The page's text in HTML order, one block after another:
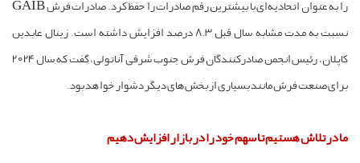
را به عنوان اتحادیه‌ای با بیشترین رقم صادرات را حفظ کرد. صادرات فرش GAIB
نسبت به مدت مشابه سال قبل 8.3 درصد افزایش داشته است. زینال عابدین
کاپلان، رئیس انجمن صادرکنندگان فرش جنوب شرقی آناتولی، گفت که سال 2024
برای صنعت فرش مانند بسیاری از بخش‌های دیگر دشوار خواهد بود.
ما در تلاش هستیم تا سهم خود را در بازار افزایش دهیم